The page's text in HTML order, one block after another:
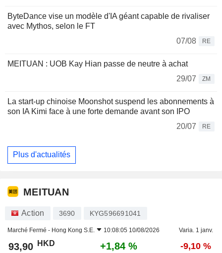
ByteDance vise un modèle d'IA géant capable de rivaliser
avec Mythos, selon le FT
07/08
RE
MEITUAN : UOB Kay Hian passe de neutre à achat
29/07
ZM
La start-up chinoise Moonshot suspend les abonnements à
son IA Kimi face à une forte demande avant son IPO
20/07
RE
Plus d'actualités
MEITUAN
Action 3690 KYG596691041
Marché Fermé - Hong Kong S.E. 10:08:05 10/08/2026 Varia. 1 janv.
93,90 HKD +1,84 % -9,10 %